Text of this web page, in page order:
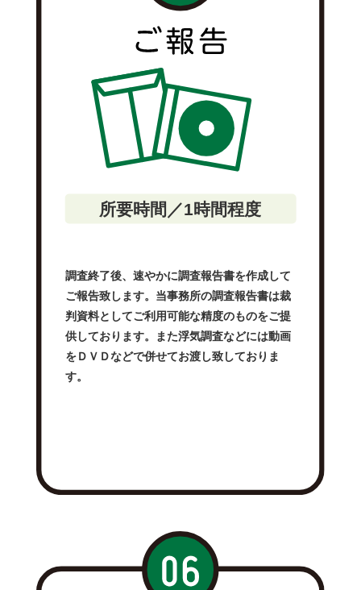
所要時間／1時間程度
調査終了後、速やかに調査報告書を作成して
ご報告致します。当事務所の調査報告書は裁
判資料としてご利用可能な精度のものをご提
供しております。また浮気調査などには動画
をＤＶＤなどで併せてお渡し致しておりま
す。